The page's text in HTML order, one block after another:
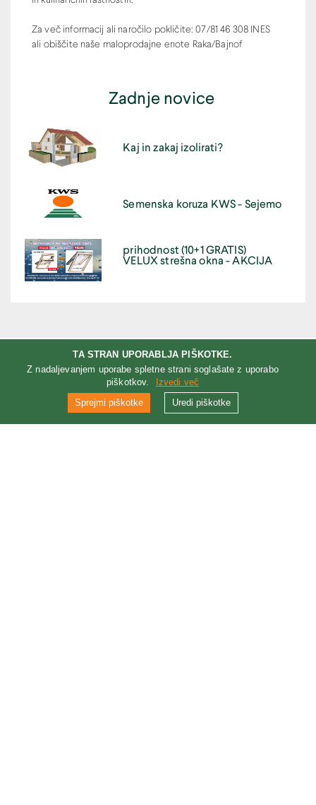
Za več informacij ali naročilo pokličite: 07/81 46 308 INES
ali obiščite naše maloprodajne enote Raka/Bajnof
Zadnje novice
Kaj in zakaj izolirati?
Semenska koruza KWS - Sejemo
prihodnost (10+1 GRATIS)
VELUX strešna okna - AKCIJA
TA STRAN UPORABLJA PIŠKOTKE.
Z nadaljevanjem uporabe spletne strani soglašate z uporabo
piškotkov.
Izvedi več
Sprejmi piškotke
Uredi piškotke